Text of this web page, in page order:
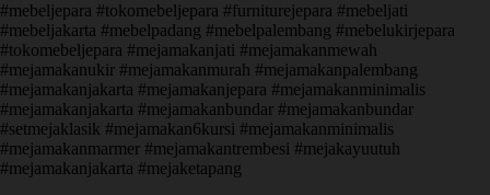
#mebeljepara #tokomebeljepara #furniturejepara #mebeljati
#mebeljakarta #mebelpadang #mebelpalembang #mebelukirjepara
#tokomebeljepara #mejamakanjati #mejamakanmewah
#mejamakanukir #mejamakanmurah #mejamakanpalembang
#mejamakanjakarta #mejamakanjepara #mejamakanminimalis
#mejamakanjakarta #mejamakanbundar #mejamakanbundar
#setmejaklasik #mejamakan6kursi #mejamakanminimalis
#mejamakanmarmer #mejamakantrembesi #mejakayuutuh
#mejamakanjakarta #mejaketapang